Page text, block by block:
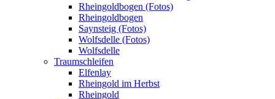
Rheingoldbogen (Fotos)
Rheingoldbogen
Saynsteig (Fotos)
Wolfsdelle (Fotos)
Wolfsdelle
Traumschleifen
Elfenlay
Rheingold im Herbst
Rheingold